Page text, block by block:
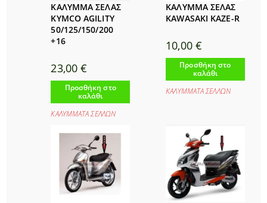
ΚΑΛΥΜΜΑ ΣΕΛΑΣ
KYMCO AGILITY
50/125/150/200
+16
23,00€
Προσθήκη στο
καλάθι
ΚΑΛΥΜΜΑΤΑ ΣΕΛΛΩΝ
ΚΑΛΥΜΜΑ ΣΕΛΑΣ
KAWASAKI KAZE-R
10,00 €
Προσθήκη στο
καλάθι
ΚΑΛΥΜΜΑΤΑ ΣΕΛΛΩΝ